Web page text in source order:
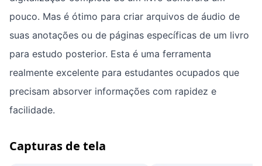
pouco. Mas é ótimo para criar arquivos de áudio de
suas anotações ou de páginas específicas de um livro
para estudo posterior. Esta é uma ferramenta
realmente excelente para estudantes ocupados que
precisam absorver informações com rapidez e
facilidade.
Capturas de tela